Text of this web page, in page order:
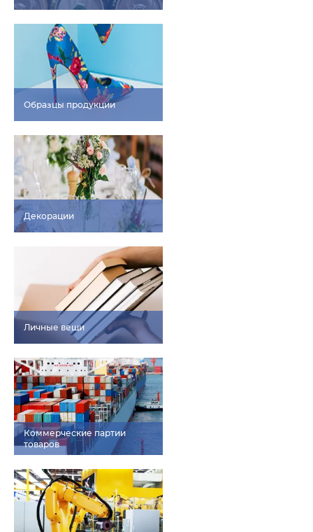
Образцы продукции
Декорации
Личные вещи
Коммерческие партии
товаров